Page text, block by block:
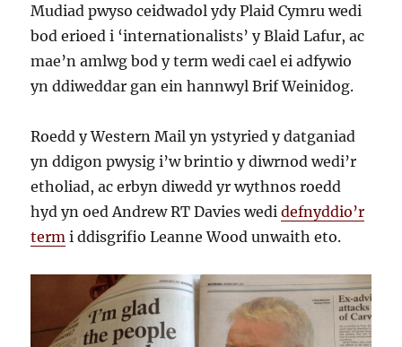
Mudiad pwyso ceidwadol ydy Plaid Cymru wedi
bod erioed i ‘internationalists’ y Blaid Lafur, ac
mae’n amlwg bod y term wedi cael ei adfywio
yn ddiweddar gan ein hannwyl Brif Weinidog.
Roedd y Western Mail yn ystyried y datganiad
yn ddigon pwysig i’w brintio y diwrnod wedi’r
etholiad, ac erbyn diwedd yr wythnos roedd
hyd yn oed Andrew RT Davies wedidefnyddio’r
term i ddisgrifio Leanne Wood unwaith eto.